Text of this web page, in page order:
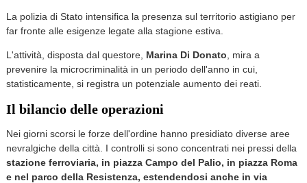
La polizia di Stato intensifica la presenza sul territorio astigiano per
far fronte alle esigenze legate alla stagione estiva.
L'attività, disposta dal questore, Marina Di Donato , mira a
prevenire la microcriminalità in un periodo dell'anno in cui,
statisticamente, si registra un potenziale aumento dei reati.
Il bilancio delle operazioni
Nei giorni scorsi le forze dell'ordine hanno presidiato diverse aree
nevralgiche della città. I controlli si sono concentrati nei pressi della
stazione ferroviaria, in piazza Campo del Palio, in piazza Roma
e nel parco della Resistenza, estendendosi anche in via